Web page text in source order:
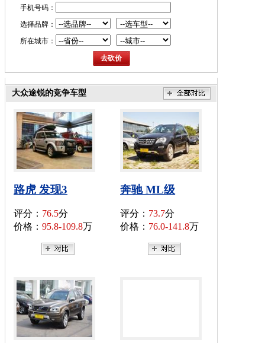
手机号码：
选择品牌：
所在城市：
大众途锐的竞争车型
路虎 发现3
评分： 76.5分
价格： 95.8-109.8万
奔驰 ML级
评分： 73.7分
价格： 76.0-141.8万